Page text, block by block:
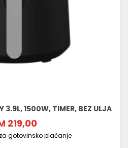
3.9L, 1500W, TIMER, BEZ ULJA
219,00
gotovinsko plaćanje